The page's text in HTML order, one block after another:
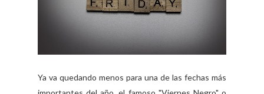
Ya va quedando menos para una de las fechas más